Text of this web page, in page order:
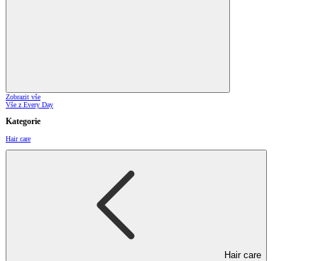
Zobrazit vše
Vše z Every Day
Kategorie
Hair care
Hair care